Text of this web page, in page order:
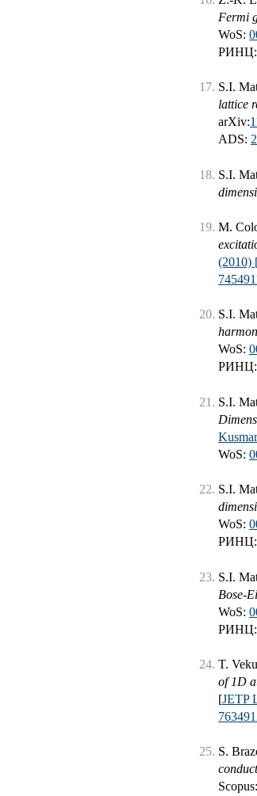
Fermi
WoS:
РИНЦ:
S.I.
lattice
arXiv:
ADS:
S.I.
M.
(2010)
S.I.
WoS:
РИНЦ:
S.I.
WoS:
S.I.
WoS:
РИНЦ:
S.I.
Bose-
WoS:
РИНЦ:
T.
of 1D
[JETP
S.
Scopus: